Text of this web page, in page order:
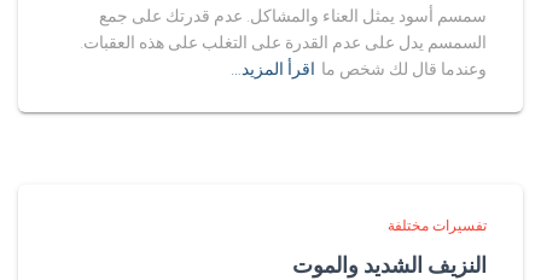
سمسم أسود يمثل العناء والمشاكل. عدم قدرتك على جمع
السمسم يدل على عدم القدرة على التغلب على هذه العقبات.
وعندما قال لك شخص ما اقرأ المزيد…
تفسيرات مختلفة
النزيف الشديد والموت